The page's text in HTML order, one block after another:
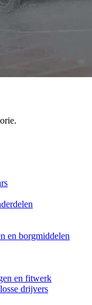
en borgmiddelen
en fitwerk
drijvers